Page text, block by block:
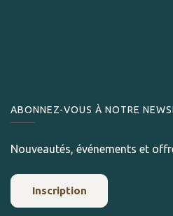
ABONNEZ-VOUS À NOTRE
Nouveautés, événements et
Inscription